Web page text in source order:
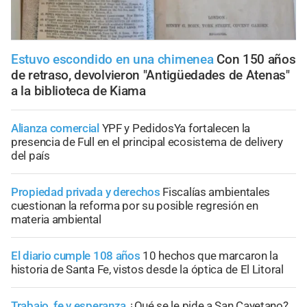
Estuvo escondido en una chimenea Con 150 años
de retraso, devolvieron "Antigüedades de Atenas"
a la biblioteca de Kiama
Alianza comercial YPF y PedidosYa fortalecen la
presencia de Full en el principal ecosistema de delivery
del país
Propiedad privada y derechos Fiscalías ambientales
cuestionan la reforma por su posible regresión en
materia ambiental
El diario cumple 108 años 10 hechos que marcaron la
historia de Santa Fe, vistos desde la óptica de El Litoral